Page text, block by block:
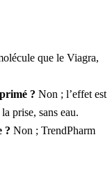
que le Viagra,
? Non ; l’effet est
prise, sans eau.
? Non ; TrendPharm